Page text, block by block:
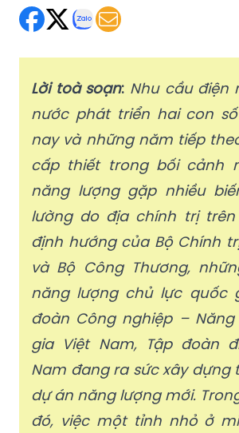
Lời toà soạn: Nhu cầu điện
nước phát triển hai con
nay và những năm tiếp
cấp thiết trong bối cảnh
năng lượng gặp nhiều
lường do địa chính trị trên
định hướng của Bộ Chính
và Bộ Công Thương,
năng lượng chủ lực quốc
đoàn Công nghiệp –
gia Việt Nam, Tập đoàn
Nam đang ra sức xây dựng
dự án năng lượng mới.
đó, việc một tỉnh nhỏ ở